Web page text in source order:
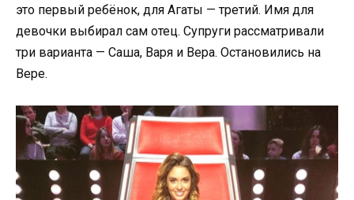
это первый ребёнок, для Агаты — третий. Имя для
девочки выбирал сам отец. Супруги рассматривали
три варианта — Саша, Варя и Вера. Остановились на
Вере.